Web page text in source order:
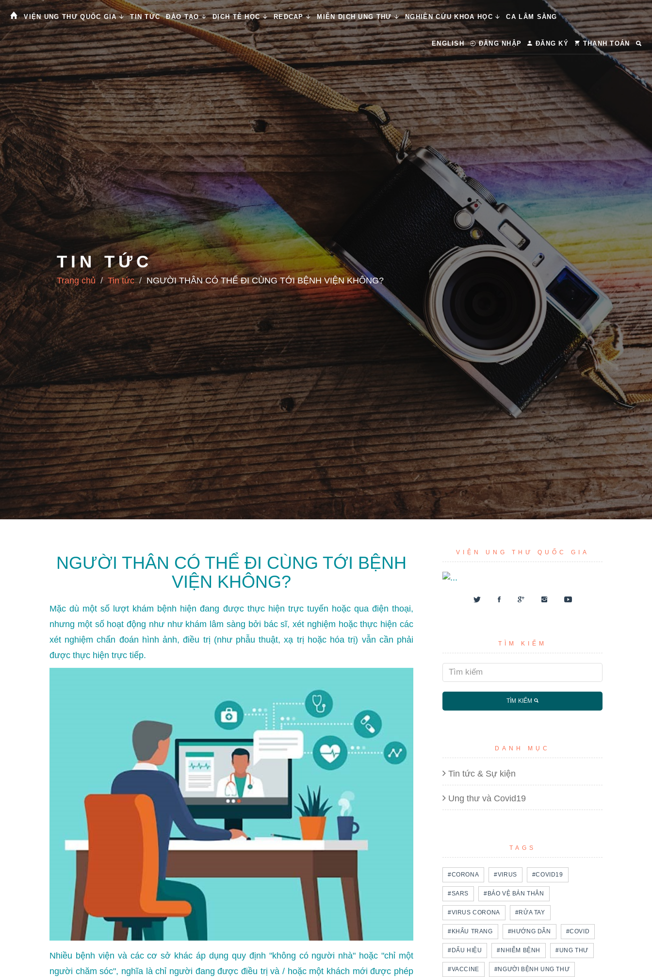
VIỆN UNG THƯ QUỐC GIA TIN TỨC ĐÀO TẠO DỊCH TỄ HỌC REDCAP MIỄN DỊCH UNG THƯ NGHIÊN CỨU KHOA HỌC CA LÂM SÀNG
ENGLISH ĐĂNG NHẬP ĐĂNG KÝ THANH TOÁN
TIN TỨC
Trang chủ Tin tức NGƯỜI THÂN CÓ THỂ ĐI CÙNG TỚI BỆNH VIỆN KHÔNG?
NGƯỜI THÂN CÓ THỂ ĐI CÙNG TỚI BỆNH
VIỆN KHÔNG?
Mặc dù một số lượt khám bệnh hiện đang được thực hiện trực tuyến hoặc qua điện thoại,
nhưng một số hoạt động như như khám lâm sàng bởi bác sĩ, xét nghiệm hoặc thực hiện các
xét nghiệm chẩn đoán hình ảnh, điều trị (như phẫu thuật, xạ trị hoặc hóa trị) vẫn cần phải
được thực hiện trực tiếp.
Nhiều bệnh viện và các cơ sở khác áp dụng quy định "không có người nhà" hoặc "chỉ một
người chăm sóc", nghĩa là chỉ người đang được điều trị và / hoặc một khách mới được phép
VIỆN UNG THƯ QUỐC GIA
TÌM KIẾM
TÌM KIẾM
DANH MỤC
Tin tức & Sự kiện
Ung thư và Covid19
TAGS
#CORONA #VIRUS #COVID19
#SARS #BẢO VỆ BẢN THÂN
#VIRUS CORONA #RỬA TAY
#KHẨU TRANG #HƯỚNG DẪN #COVID
#DẤU HIỆU #NHIỄM BỆNH #UNG THƯ
#VACCINE #NGƯỜI BỆNH UNG THƯ